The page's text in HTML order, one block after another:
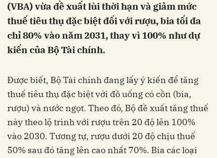
(VBA) vừa đề xuất lùi thời hạn và giảm mức
thuế tiêu thụ đặc biệt đối với rượu, bia tối đa
chỉ 80% vào năm 2031, thay vì 100% như dự
kiến của Bộ Tài chính.
Được biết, Bộ Tài chính đang lấy ý kiến để tăng
thuế tiêu thụ đặc biệt với đồ uống có cồn (bia,
rượu) và nước ngọt. Theo đó, Bộ đề xuất tăng thuế
này theo lộ trình với rượu trên 20 độ lên 100%
vào 2030. Tương tự, rượu dưới 20 độ chịu thuế
50% sau đó tăng lên cao nhất 70%. Bia các loại
Hủy